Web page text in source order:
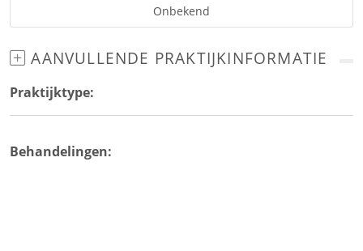
Onbekend
AANVULLENDE PRAKTIJKINFORMATIE
Praktijktype:
Behandelingen: